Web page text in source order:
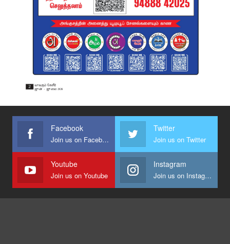
Facebook
Join us on Facebook
Twitter
Join us on Twitter
Youtube
Join us on Youtube
Instagram
Join us on Instagram